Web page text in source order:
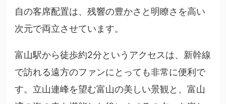
自の客席配置は、残響の豊かさと明瞭さを高い
次元で両立させています。
富山駅から徒歩約2分というアクセスは、新幹線
で訪れる遠方のファンにとっても非常に便利で
す。立山連峰を望む富山の美しい景観と、富山